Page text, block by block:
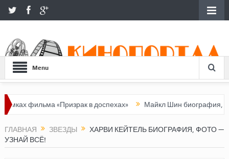
Menu
«Призрак в доспехах» Майкл Шин биография, фото —
ГЛАВНАЯ ЗВЕЗДЫ
ХАРВИ КЕЙТЕЛЬ БИОГРАФИЯ, ФОТО —
УЗНАЙ ВСЁ!